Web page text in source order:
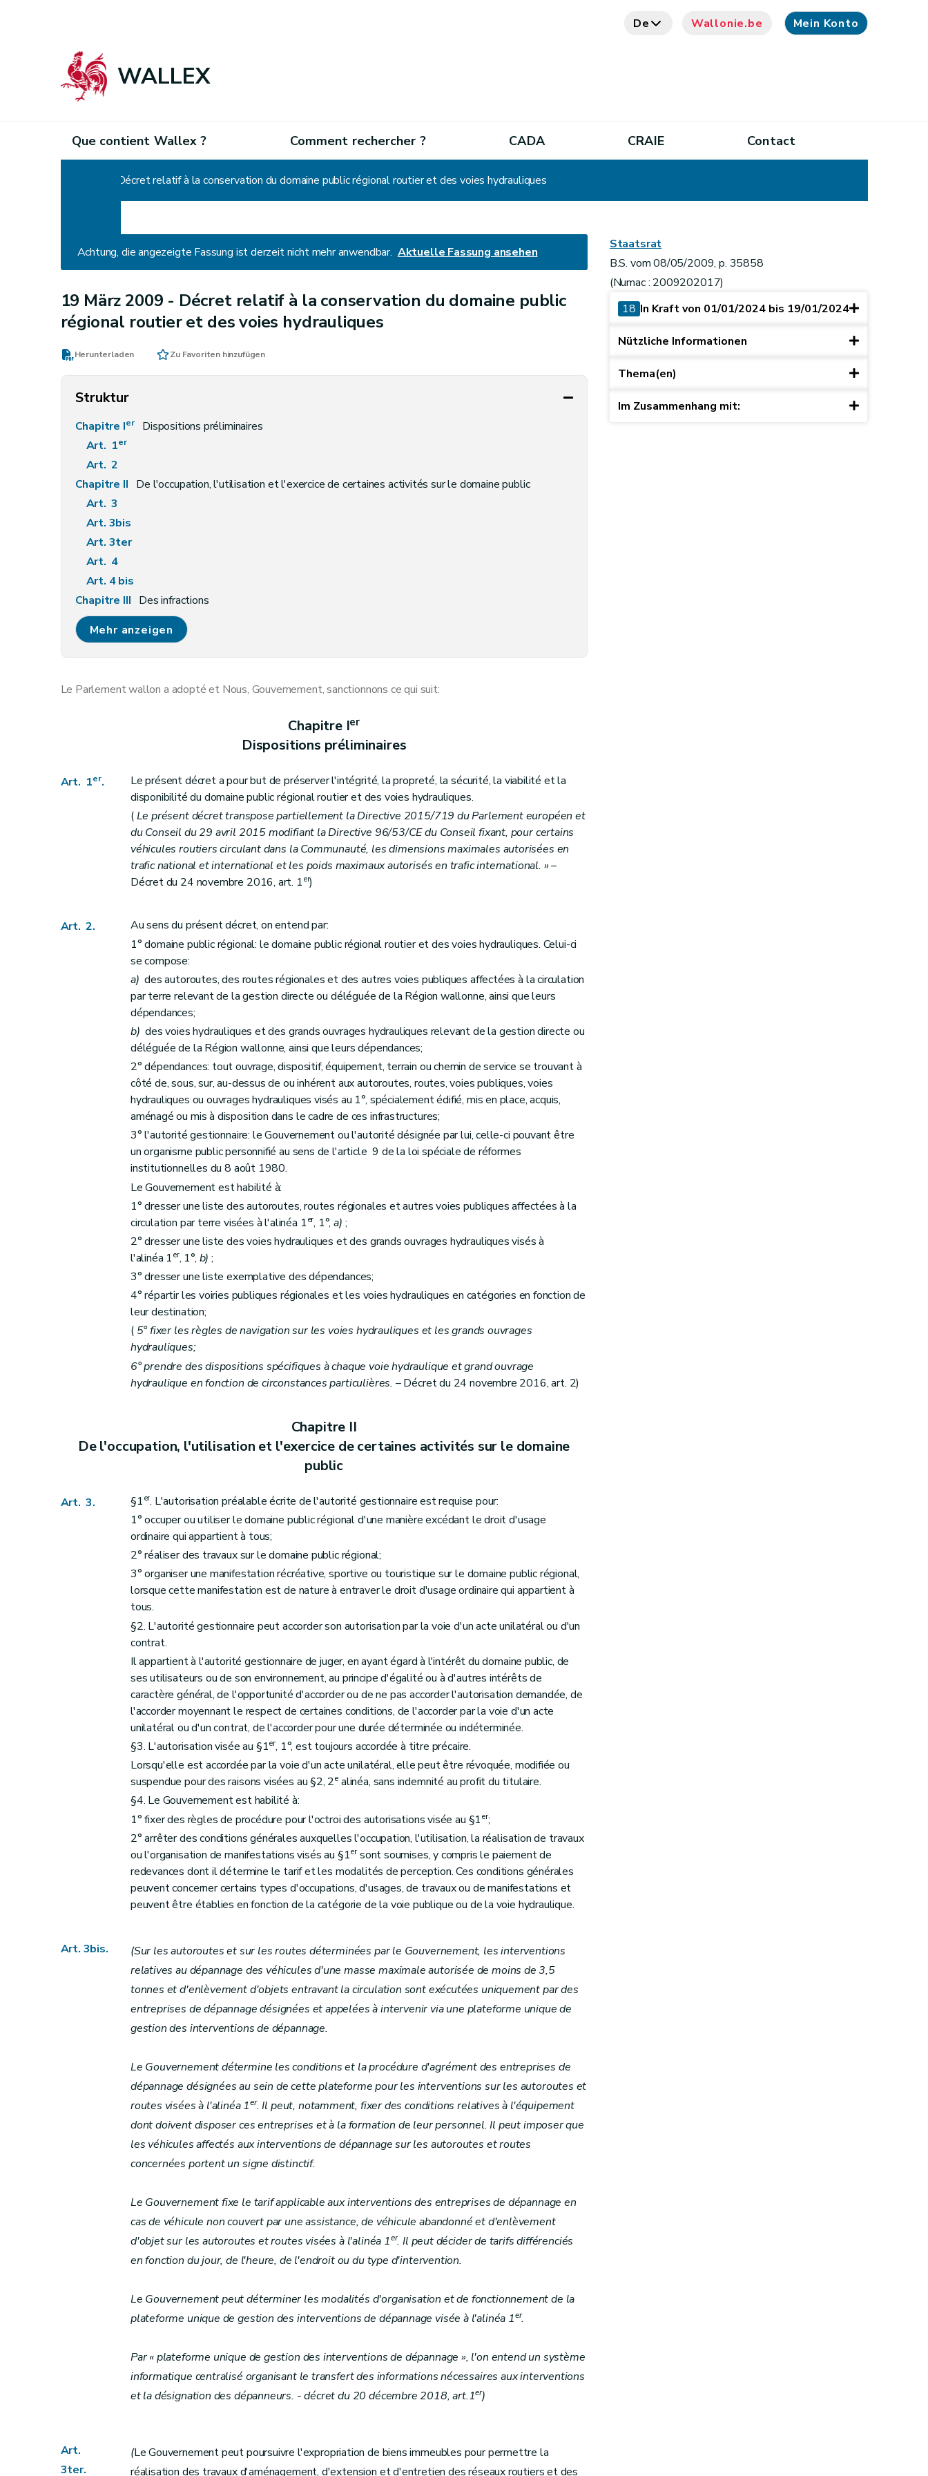
De Wallonie.be Mein Konto
WALLEX
Que contient Wallex ? Comment rechercher ? CADA CRAIE Contact
Décret relatif à la conservation du domaine public régional routier et des voies hydrauliques
Achtung, die angezeigte Fassung ist derzeit nicht mehr anwendbar. Aktuelle Fassung ansehen
19 März 2009 - Décret relatif à la conservation du domaine public
régional routier et des voies hydrauliques
Herunterladen Zu Favoriten hinzufügen
Struktur
Chapitre Ier
Dispositions préliminaires
Art. 1er
Art. 2
Chapitre II De l'occupation, l'utilisation et l'exercice de certaines activités sur le domaine public
Art. 3
Art. 3bis
Art. 3ter
Art. 4
Art. 4 bis
Chapitre III Des infractions
Art. 5
Chapitre III bis
Des infractions spécifiques commises sur le domaine public régional des voies hydrauliques
Art. 6
Chapitre V bis
De la perception immédiate
Art. 8 bis
Art. 8 ter
Chapitre VI Des amendes administratives
Chapitre VI bis
Subventions
bis
Section1re
Déplacement d'office
9ter
9quater
Section2
Bateaux abandonnés et épaves
Sous-section
re
Bateaux ou installations flottantes abandonnés
Art.9 quinquies
Art.9sexies
Art.9septies
Sous-section2
Épaves
Art.9octies
Art.9novies
Section3
Saisies et exécution forcée en matière de stationnement de longue durée
9
decies
Chapitre VII
Dispositions finales
Mehr anzeigen
Le Parlement wallon a adopté et Nous, Gouvernement, sanctionnons ce qui suit:
Chapitre Ier
Dispositions préliminaires
Art. 1er.
Le présent décret a pour but de préserver l'intégrité, la propreté, la sécurité, la viabilité et la
disponibilité du domaine public régional routier et des voies hydrauliques.
(Le présent décret transpose partiellement la Directive 2015/719 du Parlement européen et
du Conseil du 29 avril 2015 modifiant la Directive 96/53/CE du Conseil fixant, pour certains
véhicules routiers circulant dans la Communauté, les dimensions maximales autorisées en
trafic national et international et les poids maximaux autorisés en trafic international. »–
Décret du 24 novembre 2016, art. 1er)
Art. 2.
Au sens du présent décret, on entend par:
1° domaine public régional: le domaine public régional routier et des voies hydrauliques. Celui-ci
se compose:
a) des autoroutes, des routes régionales et des autres voies publiques affectées à la circulation
par terre relevant de la gestion directe ou déléguée de la Région wallonne, ainsi que leurs
dépendances;
b) des voies hydrauliques et des grands ouvrages hydrauliques relevant de la gestion directe ou
déléguée de la Région wallonne, ainsi que leurs dépendances;
2° dépendances: tout ouvrage, dispositif, équipement, terrain ou chemin de service se trouvant à
côté de, sous, sur, au-dessus de ou inhérent aux autoroutes, routes, voies publiques, voies
hydrauliques ou ouvrages hydrauliques visés au 1°, spécialement édifié, mis en place, acquis,
aménagé ou mis à disposition dans le cadre de ces infrastructures;
3° l'autorité gestionnaire: le Gouvernement ou l'autorité désignée par lui, celle-ci pouvant être
un organisme public personnifié au sens de l'article 9 de la loi spéciale de réformes
institutionnelles du 8 août 1980.
Le Gouvernement est habilité à:
1° dresser une liste des autoroutes, routes régionales et autres voies publiques affectées à la
circulation par terre visées à l'alinéa 1er, 1°,a) ;
2° dresser une liste des voies hydrauliques et des grands ouvrages hydrauliques visés à
l'alinéa 1er, 1°, b) ;
3° dresser une liste exemplative des dépendances;
4° répartir les voiries publiques régionales et les voies hydrauliques en catégories en fonction de
leur destination;
( 5° fixer les règles de navigation sur les voies hydrauliques et les grands ouvrages
hydrauliques;
6° prendre des dispositions spécifiques à chaque voie hydraulique et grand ouvrage
hydraulique en fonction de circonstances particulières. – Décret du 24 novembre 2016, art. 2)
Chapitre II
De l'occupation, l'utilisation et l'exercice de certaines activités sur le domaine
public
Art. 3. §1er. L'autorisation préalable écrite de l'autorité gestionnaire est requise pour:
1° occuper ou utiliser le domaine public régional d'une manière excédant le droit d'usage
ordinaire qui appartient à tous;
2° réaliser des travaux sur le domaine public régional;
3° organiser une manifestation récréative, sportive ou touristique sur le domaine public régional,
lorsque cette manifestation est de nature à entraver le droit d'usage ordinaire qui appartient à
tous.
§2. L'autorité gestionnaire peut accorder son autorisation par la voie d'un acte unilatéral ou d'un
contrat.
Il appartient à l'autorité gestionnaire de juger, en ayant égard à l'intérêt du domaine public, de
ses utilisateurs ou de son environnement, au principe d'égalité ou à d'autres intérêts de
caractère général, de l'opportunité d'accorder ou de ne pas accorder l'autorisation demandée, de
l'accorder moyennant le respect de certaines conditions, de l'accorder par la voie d'un acte
unilatéral ou d'un contrat, de l'accorder pour une durée déterminée ou indéterminée.
§3. L'autorisation visée au §1er, 1°, est toujours accordée à titre précaire.
Lorsqu'elle est accordée par la voie d'un acte unilatéral, elle peut être révoquée, modifiée ou
suspendue pour des raisons visées au §2, 2e alinéa, sans indemnité au profit du titulaire.
§4. Le Gouvernement est habilité à:
1° fixer des règles de procédure pour l'octroi des autorisations visée au §1er;
2° arrêter des conditions générales auxquelles l'occupation, l'utilisation, la réalisation de travaux
ou l'organisation de manifestations visés au §1ersont soumises, y compris le paiement de
redevances dont il détermine le tarif et les modalités de perception. Ces conditions générales
peuvent concerner certains types d'occupations, d'usages, de travaux ou de manifestations et
peuvent être établies en fonction de la catégorie de la voie publique ou de la voie hydraulique.
Art. 3bis.
(Sur les autoroutes et sur les routes déterminées par le Gouvernement, les interventions
relatives au dépannage des véhicules d'une masse maximale autorisée de moins de 3,5
tonnes et d'enlèvement d'objets entravant la circulation sont exécutées uniquement par des
entreprises de dépannage désignées et appelées à intervenir via une plateforme unique de
gestion des interventions de dépannage.
Le Gouvernement détermine les conditions et la procédure d'agrément des entreprises de
dépannage désignées au sein de cette plateforme pour les interventions sur les autoroutes et
routes visées à l'alinéa 1er. Il peut, notamment, fixer des conditions relatives à l'équipement
dont doivent disposer ces entreprises et à la formation de leur personnel. Il peut imposer que
les véhicules affectés aux interventions de dépannage sur les autoroutes et routes
concernées portent un signe distinctif.
Le Gouvernement fixe le tarif applicable aux interventions des entreprises de dépannage en
cas de véhicule non couvert par une assistance, de véhicule abandonné et d'enlèvement
d'objet sur les autoroutes et routes visées à l'alinéa 1er. Il peut décider de tarifs différenciés
en fonction du jour, de l'heure, de l'endroit ou du type d'intervention.
Le Gouvernement peut déterminer les modalités d'organisation et de fonctionnement de la
plateforme unique de gestion des interventions de dépannage visée à l'alinéa 1er.
Par « plateforme unique de gestion des interventions de dépannage », l'on entend un système
informatique centralisé organisant le transfert des informations nécessaires aux interventions
et la désignation des dépanneurs. - décret du 20 décembre 2018, art.1er)
Art.
3ter.
(Le Gouvernement peut poursuivre l'expropriation de biens immeubles pour permettre la
réalisation des travaux d'aménagement, d'extension et d'entretien des réseaux routiers et des
Staatsrat
B.S. vom 08/05/2009, p. 35858
(Numac : 2009202017)
18 In Kraft von 01/01/2024 bis 19/01/2024
Nützliche Informationen
Thema(en)
Im Zusammenhang mit: